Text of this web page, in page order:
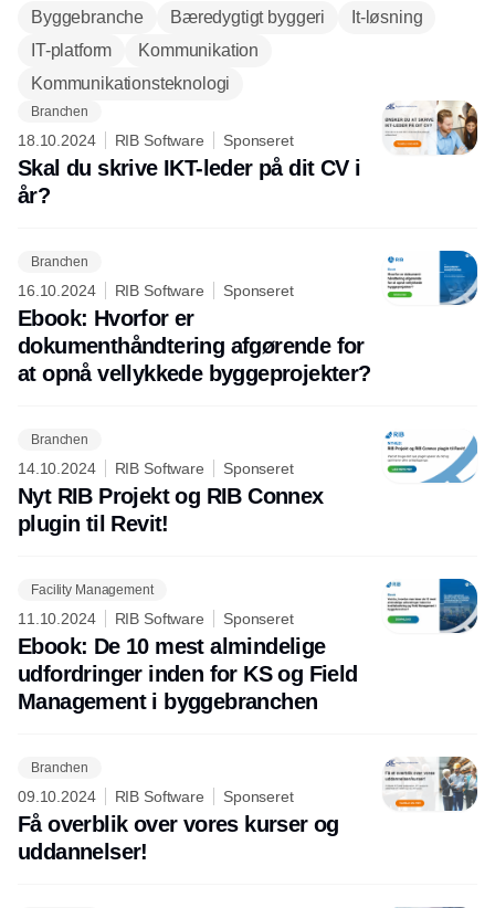
Byggebranche
Bæredygtigt byggeri
It-løsning
IT-platform
Kommunikation
Kommunikationsteknologi
Branchen
18.10.2024 RIB Software Sponseret
Skal du skrive IKT-leder på dit CV i
år?
Branchen
16.10.2024 RIB Software Sponseret
Ebook: Hvorfor er
dokumenthåndtering afgørende for
at opnå vellykkede byggeprojekter?
Branchen
14.10.2024 RIB Software Sponseret
Nyt RIB Projekt og RIB Connex
plugin til Revit!
Facility Management
11.10.2024 RIB Software Sponseret
Ebook: De 10 mest almindelige
udfordringer inden for KS og Field
Management i byggebranchen
Branchen
09.10.2024 RIB Software Sponseret
Få overblik over vores kurser og
uddannelser!